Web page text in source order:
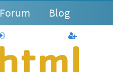
Forum Blog
anmelden